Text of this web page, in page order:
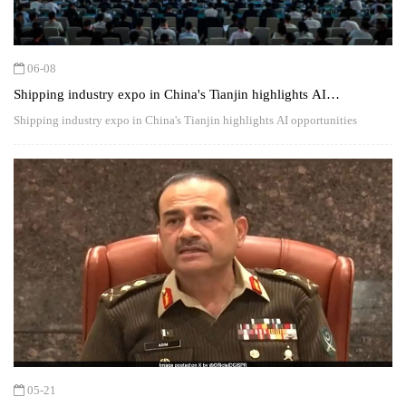
06-08
Shipping industry expo in China's Tianjin highlights AI
opportunities
Shipping industry expo in China's Tianjin highlights AI opportunities
05-21